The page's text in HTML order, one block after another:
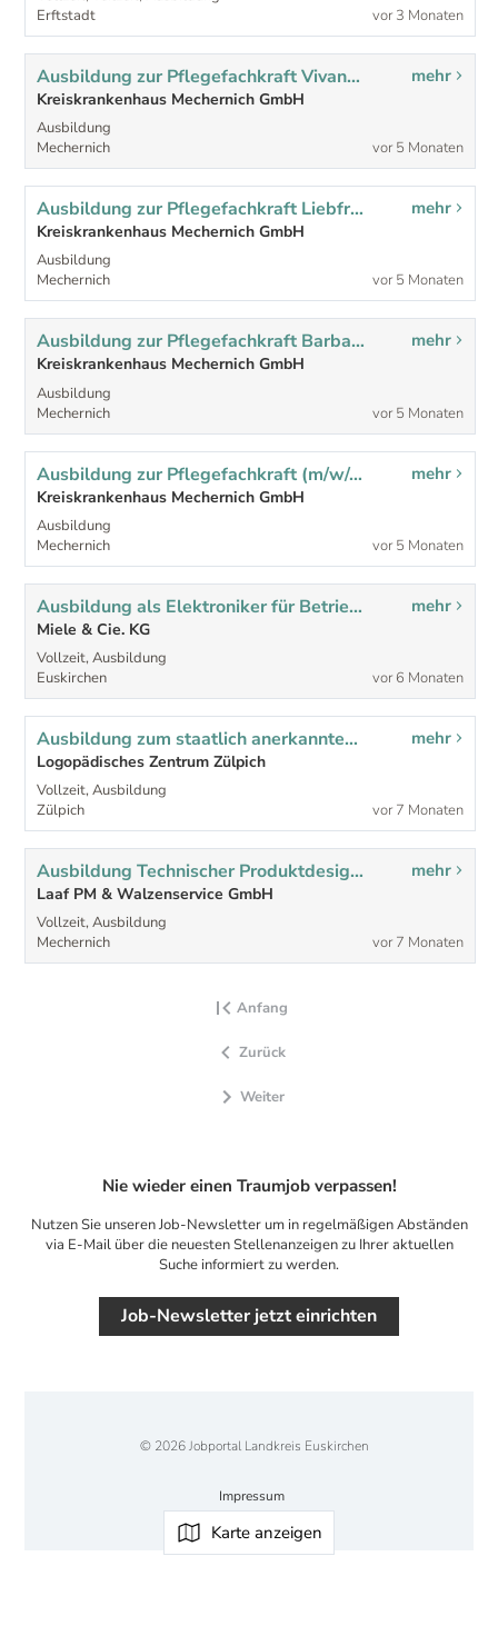
Erftstadt
vor 3 Monaten
Ausbildung zur Pflegefachkraft Vivant (m/w/d)
Kreiskrankenhaus Mechernich GmbH
Ausbildung
Mechernich
mehr
vor 5 Monaten
Ausbildung zur Pflegefachkraft Liebfrauenhof (m/w/d)
Kreiskrankenhaus Mechernich GmbH
Ausbildung
Mechernich
mehr
vor 5 Monaten
Ausbildung zur Pflegefachkraft Barbarahof (m/w/d)
Kreiskrankenhaus Mechernich GmbH
Ausbildung
Mechernich
mehr
vor 5 Monaten
Ausbildung zur Pflegefachkraft (m/w/d)
Kreiskrankenhaus Mechernich GmbH
Ausbildung
Mechernich
mehr
vor 5 Monaten
Ausbildung als Elektroniker für Betriebstechnik in 2026 (m|w|d)
Miele & Cie. KG
Vollzeit, Ausbildung
Euskirchen
mehr
vor 6 Monaten
Ausbildung zum staatlich anerkannten Logopäden (m/w/d)
Logopädisches Zentrum Zülpich
Vollzeit, Ausbildung
Zülpich
mehr
vor 7 Monaten
Ausbildung Technischer Produktdesigner - Fachrichtung Maschinen- und Anlagenkonstruktion 2026 (m/w/d)
Laaf PM & Walzenservice GmbH
Vollzeit, Ausbildung
Mechernich
mehr
vor 7 Monaten
Anfang
Zurück
Weiter
Nie wieder einen Traumjob verpassen!
Nutzen Sie unseren Job-Newsletter um in regelmäßigen Abständen
via E-Mail über die neuesten Stellenanzeigen zu Ihrer aktuellen
Suche informiert zu werden.
Job-Newsletter jetzt einrichten
© 2026 Jobportal Landkreis Euskirchen
Impressum
Karte anzeigen